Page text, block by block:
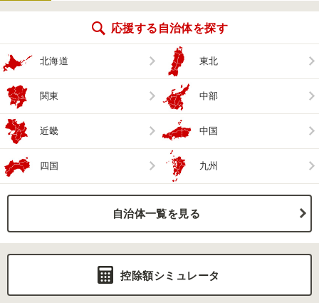
応援する自治体を探す
北海道 東北
関東 中部
近畿 中国
四国 九州
自治体一覧を見る
控除額シミュレータ